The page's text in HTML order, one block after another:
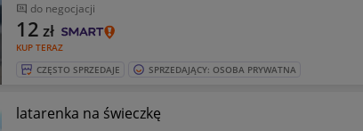
do negocjacji
KUP TERAZ
12 zł
CZĘSTO SPRZEDAJE SPRZEDAJĄCY: OSOBA PRYWATNA
latarenka na świeczkę